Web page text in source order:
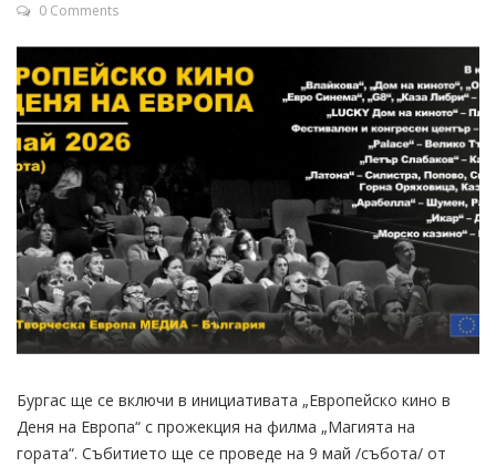
0 Comments
Бургас ще се включи в инициативата „Европейско кино в
Деня на Европа“ с прожекция на филма „Магията на
гората“. Събитието ще се проведе на 9 май /събота/ от